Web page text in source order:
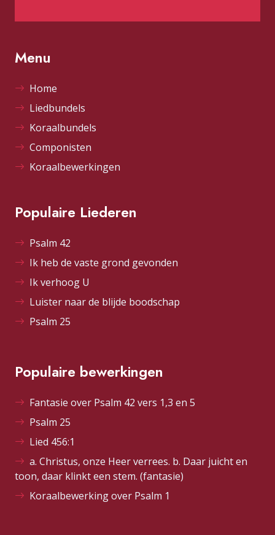
Menu
Home
Liedbundels
Koraalbundels
Componisten
Koraalbewerkingen
Populaire Liederen
Psalm 42
Ik heb de vaste grond gevonden
Ik verhoog U
Luister naar de blijde boodschap
Psalm 25
Populaire bewerkingen
Fantasie over Psalm 42 vers 1,3 en 5
Psalm 25
Lied 456:1
a. Christus, onze Heer verrees. b. Daar juicht en
toon, daar klinkt een stem. (fantasie)
Koraalbewerking over Psalm 1